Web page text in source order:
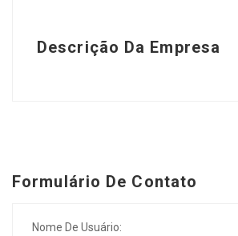
Descrição Da Empresa
Formulário De Contato
Nome De Usuário: